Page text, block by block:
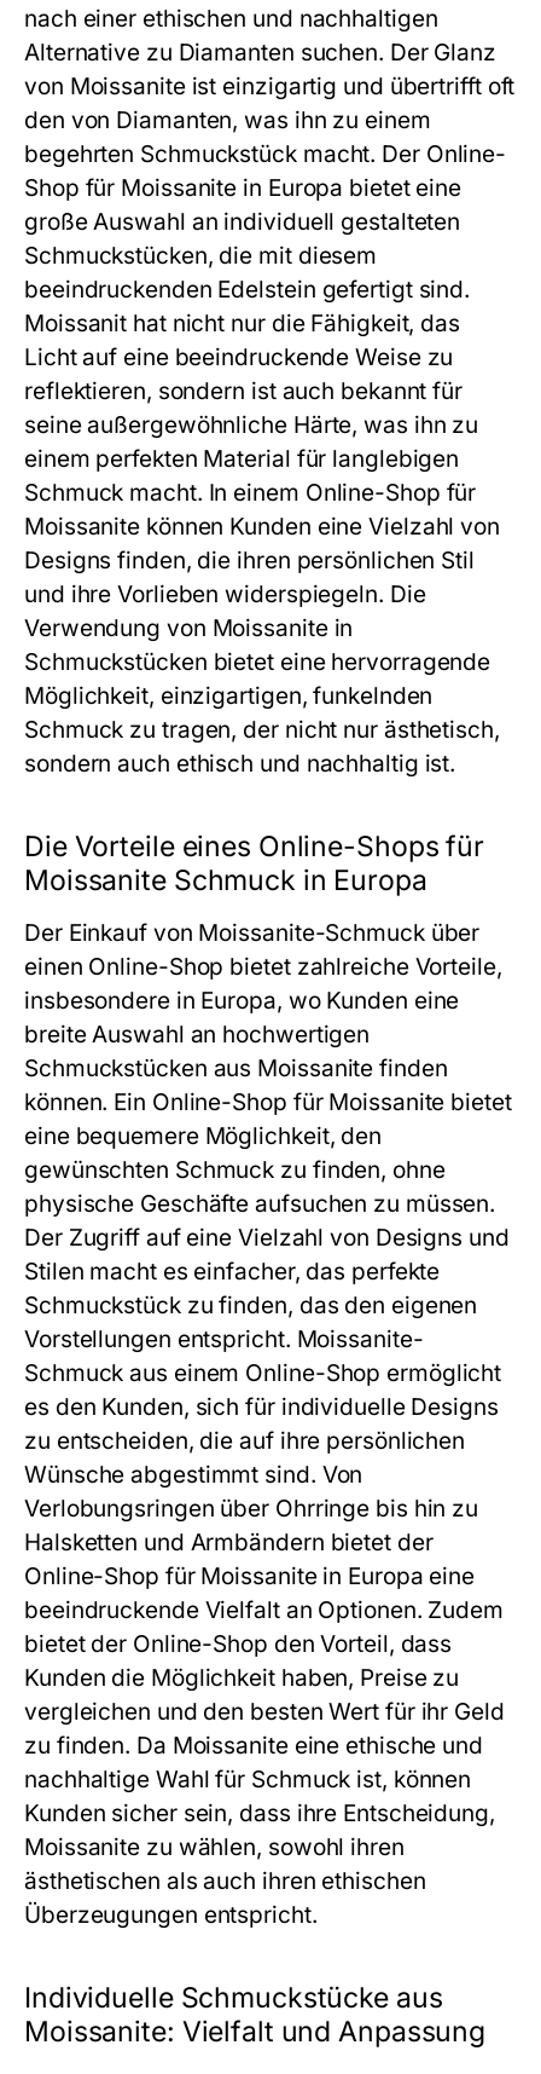
nach einer ethischen und nachhaltigen
Alternative zu Diamanten suchen. Der Glanz
von Moissanite ist einzigartig und übertrifft oft
den von Diamanten, was ihn zu einem
begehrten Schmuckstück macht. Der Online-
Shop für Moissanite in Europa bietet eine
große Auswahl an individuell gestalteten
Schmuckstücken, die mit diesem
beeindruckenden Edelstein gefertigt sind.
Moissanit hat nicht nur die Fähigkeit, das
Licht auf eine beeindruckende Weise zu
reflektieren, sondern ist auch bekannt für
seine außergewöhnliche Härte, was ihn zu
einem perfekten Material für langlebigen
Schmuck macht. In einem Online-Shop für
Moissanite können Kunden eine Vielzahl von
Designs finden, die ihren persönlichen Stil
und ihre Vorlieben widerspiegeln. Die
Verwendung von Moissanite in
Schmuckstücken bietet eine hervorragende
Möglichkeit, einzigartigen, funkelnden
Schmuck zu tragen, der nicht nur ästhetisch,
sondern auch ethisch und nachhaltig ist.
Die Vorteile eines Online-Shops für
Moissanite Schmuck in Europa
Der Einkauf von Moissanite-Schmuck über
einen Online-Shop bietet zahlreiche Vorteile,
insbesondere in Europa, wo Kunden eine
breite Auswahl an hochwertigen
Schmuckstücken aus Moissanite finden
können. Ein Online-Shop für Moissanite bietet
eine bequemere Möglichkeit, den
gewünschten Schmuck zu finden, ohne
physische Geschäfte aufsuchen zu müssen.
Der Zugriff auf eine Vielzahl von Designs und
Stilen macht es einfacher, das perfekte
Schmuckstück zu finden, das den eigenen
Vorstellungen entspricht. Moissanite-
Schmuck aus einem Online-Shop ermöglicht
es den Kunden, sich für individuelle Designs
zu entscheiden, die auf ihre persönlichen
Wünsche abgestimmt sind. Von
Verlobungsringen über Ohrringe bis hin zu
Halsketten und Armbändern bietet der
Online-Shop für Moissanite in Europa eine
beeindruckende Vielfalt an Optionen. Zudem
bietet der Online-Shop den Vorteil, dass
Kunden die Möglichkeit haben, Preise zu
vergleichen und den besten Wert für ihr Geld
zu finden. Da Moissanite eine ethische und
nachhaltige Wahl für Schmuck ist, können
Kunden sicher sein, dass ihre Entscheidung,
Moissanite zu wählen, sowohl ihren
ästhetischen als auch ihren ethischen
Überzeugungen entspricht.
Individuelle Schmuckstücke aus
Moissanite: Vielfalt und Anpassung